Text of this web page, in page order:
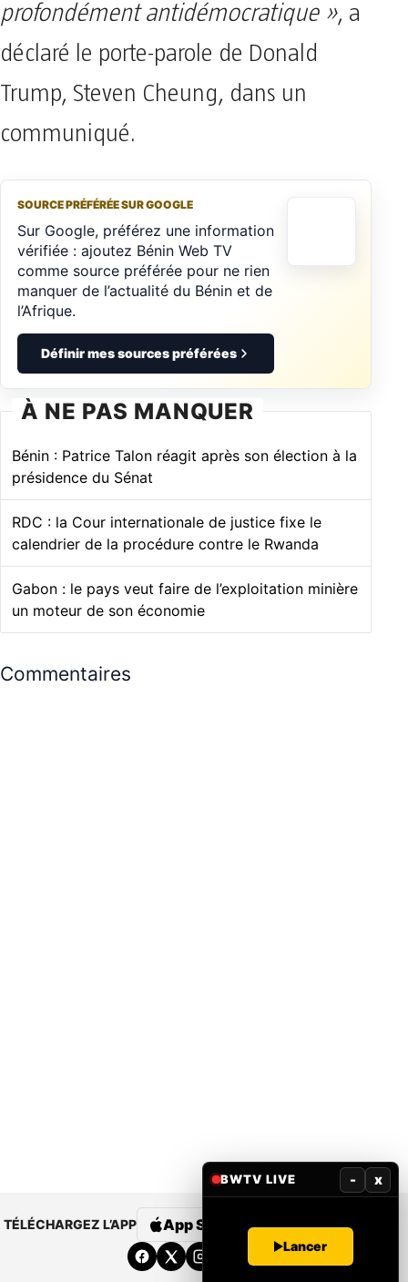
profondément antidémocratique », a
déclaré le porte-parole de Donald
Trump, Steven Cheung, dans un
communiqué.
SOURCE PRÉFÉRÉE SUR GOOGLE
Sur Google, préférez une information
vérifiée : ajoutez Bénin Web TV
comme source préférée pour ne rien
manquer de l’actualité du Bénin et de
l’Afrique.
Définir mes sources préférées
À NE PAS MANQUER
Bénin : Patrice Talon réagit après son élection à la
présidence du Sénat
RDC : la Cour internationale de justice fixe le
calendrier de la procédure contre le Rwanda
Gabon : le pays veut faire de l’exploitation minière
un moteur de son économie
Commentaires
TÉLÉCHARGEZ L’APP App Store Google Play
BWTV LIVE - x
Lancer